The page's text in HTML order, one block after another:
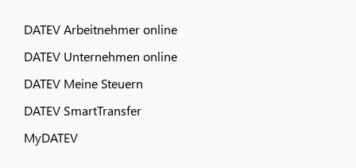
DATEV Arbeitnehmer online
DATEV Unternehmen online
DATEV Meine Steuern
DATEV SmartTransfer
MyDATEV